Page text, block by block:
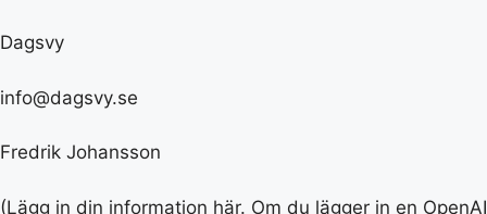
Dagsvy
info@dagsvy.se
Fredrik Johansson
(Lägg in din information här. Om du lägger in en OpenAI